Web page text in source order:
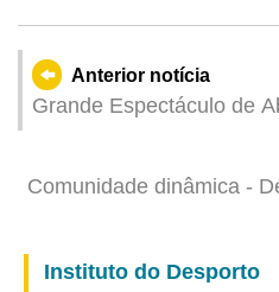
Anterior notícia
Grande Espectáculo de
Artes de Macau
promovem a unidade e a
Comunidade dinâmica -
Van e na Zona de Lazer
Instituto do Desporto